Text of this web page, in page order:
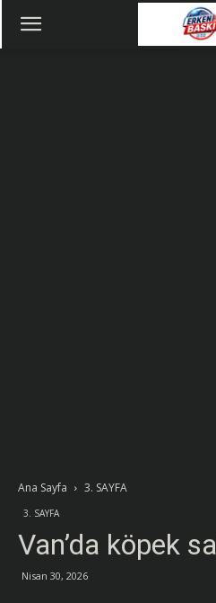
Ana Sayfa 3. SAYFA
3. SAYFA
Van’da köpek
Nisan 30, 2026